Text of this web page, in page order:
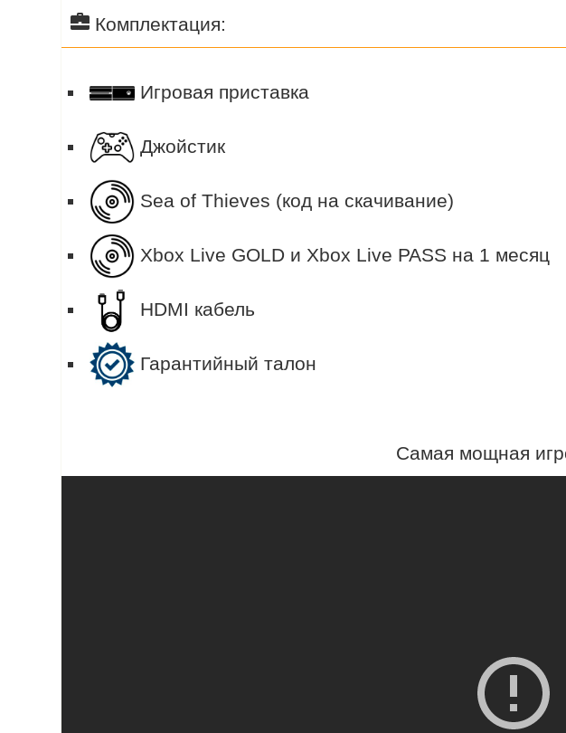
Комплектация:
Игровая приставка
Джойстик
Sea of Thieves (код на скачивание)
Xbox Live GOLD и Xbox Live PASS на 1 месяц
HDMI кабель
Гарантийный талон
Самая мощная